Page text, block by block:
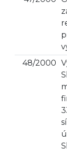
48/2000